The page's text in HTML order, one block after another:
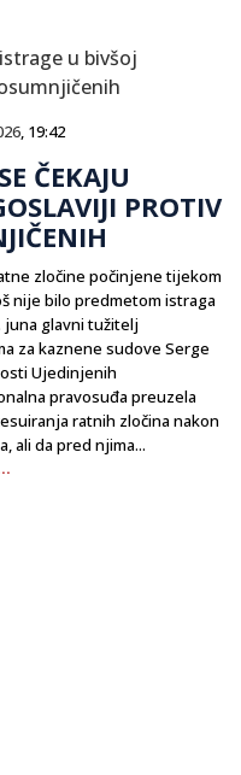
, 19:42
ČEKAJU
PROTIV
zločine počinjene tijekom
nije bilo predmetom istraga
juna glavni tužitelj
za kaznene sudove Serge
Ujedinjenih
pravosuđa preuzela
ratnih zločina nakon
ali da pred njima...